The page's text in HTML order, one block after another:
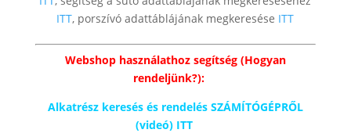
ITT, porszívó adattáblájának megkeresése ITT
Webshop használathoz segítség (Hogyan
rendeljünk?):
Alkatrész keresés és rendelés SZÁMÍTÓGÉPRŐL
(videó) ITT